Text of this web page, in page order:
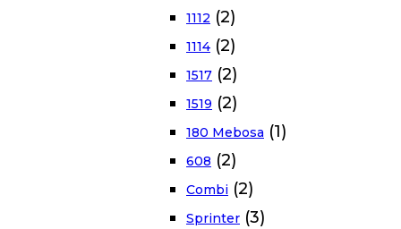
1112 (2)
1114 (2)
1517 (2)
1519 (2)
180 Mebosa (1)
608 (2)
Combi (2)
Sprinter (3)